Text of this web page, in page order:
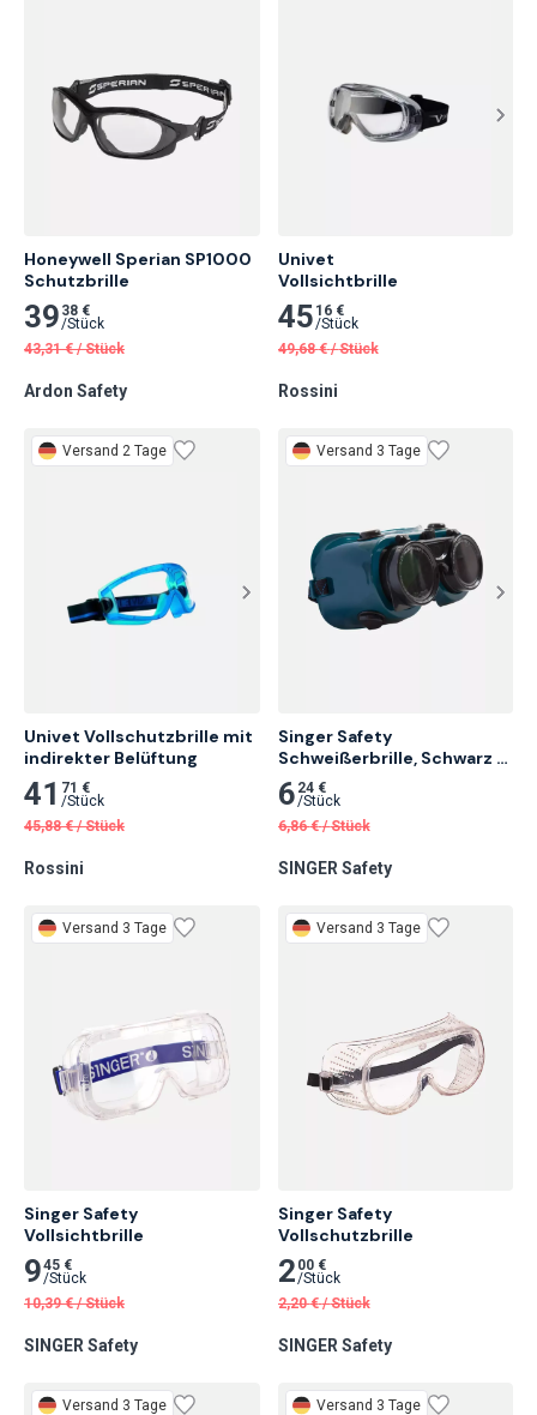
Honeywell Sperian SP1000
Schutzbrille
39 38 €
/Stück
43,31 € /Stück
Ardon Safety
Univet
Vollsichtbrille
45 16 €
/Stück
49,68 € /Stück
Rossini
Versand 2 Tage
Univet Vollschutzbrille mit
indirekter Belüftung
41 71 €
/Stück
45,88 € /Stück
Rossini
Versand 3 Tage
Singer Safety
Schweißerbrille, Schwarz 12
Stk.
6 24 €
/Stück
6,86 € /Stück
SINGER Safety
Versand 3 Tage
Singer Safety
Vollsichtbrille
945 €
/Stück
10,39 € /Stück
SINGER Safety
Versand 3 Tage
Singer Safety
Vollschutzbrille
2 00 €
/Stück
2,20 € /Stück
SINGER Safety
Versand 3 Tage Versand 3 Tage